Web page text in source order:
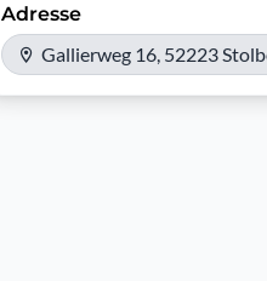
Adresse
Gallierweg 16, 52223